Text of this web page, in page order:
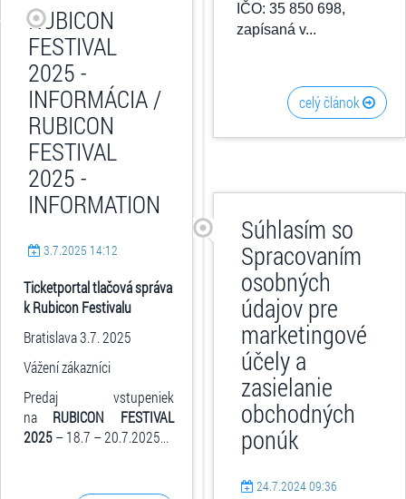
IČO: 35 850 698,
zapísaná v...
celý článok
RUBICON
FESTIVAL
2025 -
INFORMÁCIA /
RUBICON
FESTIVAL
2025 -
INFORMATION
3.7.2025 14:12
Ticketportal tlačová správa
k Rubicon Festivalu
Bratislava 3.7. 2025
Vážení zákazníci
Predaj vstupeniek
na RUBICON FESTIVAL
2025– 18.7 – 20.7.2025...
Súhlasím so
Spracovaním
osobných
údajov pre
marketingové
účely a
zasielanie
obchodných
ponúk
24.7.2024 09:36